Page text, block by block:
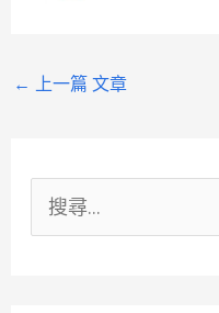
← 上一篇 文章